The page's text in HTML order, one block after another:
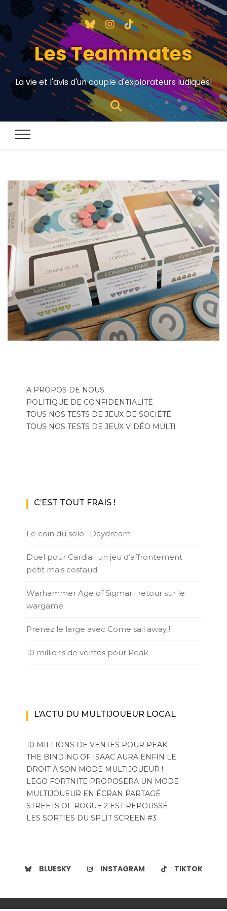
Les Teammates
La vie et l'avis d'un couple d'explorateurs ludiques!
A PROPOS DE NOUS
POLITIQUE DE CONFIDENTIALITÉ
TOUS NOS TESTS DE JEUX DE SOCIÉTÉ
TOUS NOS TESTS DE JEUX VIDÉO MULTI
C’EST TOUT FRAIS !
Le coin du solo : Daydream
Duel pour Cardia : un jeu d’affrontement
petit mais costaud
Warhammer Age of Sigmar : retour sur le
wargame
Prenez le large avec Come sail away !
10 millions de ventes pour Peak
L’ACTU DU MULTIJOUEUR LOCAL
10 MILLIONS DE VENTES POUR PEAK
THE BINDING OF ISAAC AURA ENFIN LE
DROIT À SON MODE MULTIJOUEUR !
LEGO FORTNITE PROPOSERA UN MODE
MULTIJOUEUR EN ÉCRAN PARTAGÉ
STREETS OF ROGUE 2 EST REPOUSSÉ
LES SORTIES DU SPLIT SCREEN #3
BLUESKY INSTAGRAM TIKTOK